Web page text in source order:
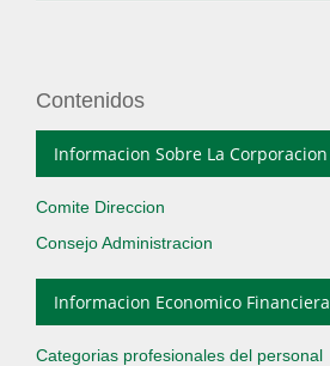
Contenidos
Informacion Sobre La Corporacion
Comite Direccion
Consejo Administracion
Informacion Economico Financiera
Categorias profesionales del personal